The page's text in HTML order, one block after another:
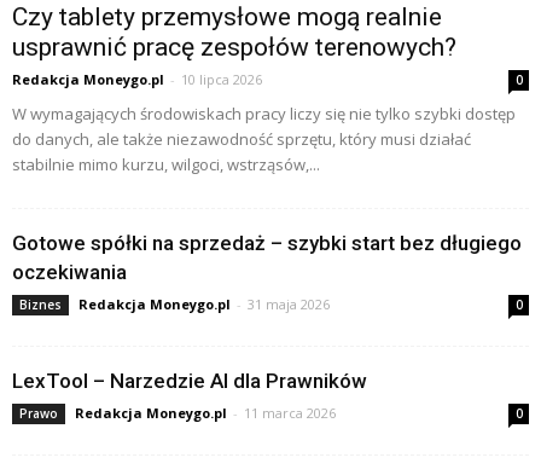
Czy tablety przemysłowe mogą realnie
usprawnić pracę zespołów terenowych?
Redakcja Moneygo.pl - 10 lipca 2026 0
W wymagających środowiskach pracy liczy się nie tylko szybki dostęp
do danych, ale także niezawodność sprzętu, który musi działać
stabilnie mimo kurzu, wilgoci, wstrząsów,...
Gotowe spółki na sprzedaż – szybki start bez długiego
oczekiwania
Biznes Redakcja Moneygo.pl - 31 maja 2026 0
LexTool – Narzedzie AI dla Prawników
Prawo Redakcja Moneygo.pl - 11 marca 2026 0